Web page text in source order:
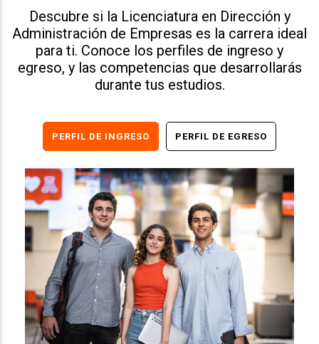
Descubre si la Licenciatura en Dirección y
Administración de Empresas es la carrera ideal
para ti. Conoce los perfiles de ingreso y
egreso, y las competencias que desarrollarás
durante tus estudios.
PERFIL DE INGRESO PERFIL DE EGRESO